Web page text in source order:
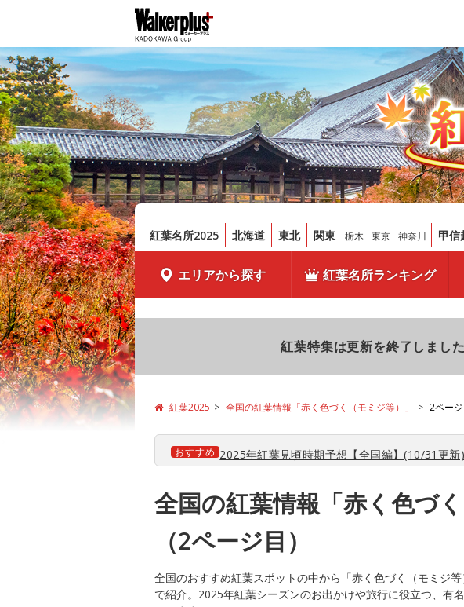
紅葉名所2025 北海道 東北 関東 栃木 東京 神奈川 甲信
エリアから探す 紅葉名所ランキング
紅葉特集は更新を終了しまし
紅葉2025 全国の紅葉情報「赤く色づく（モミジ等）」 2ペー
おすすめ 2025年紅葉見頃時期予想【全国編】(10/31更新)
全国の紅葉情報「赤く色づ
（2ページ目）
全国のおすすめ紅葉スポットの中から「赤く色づく（モミジ
で紹介。2025年紅葉シーズンのお出かけや旅行に役立つ、有